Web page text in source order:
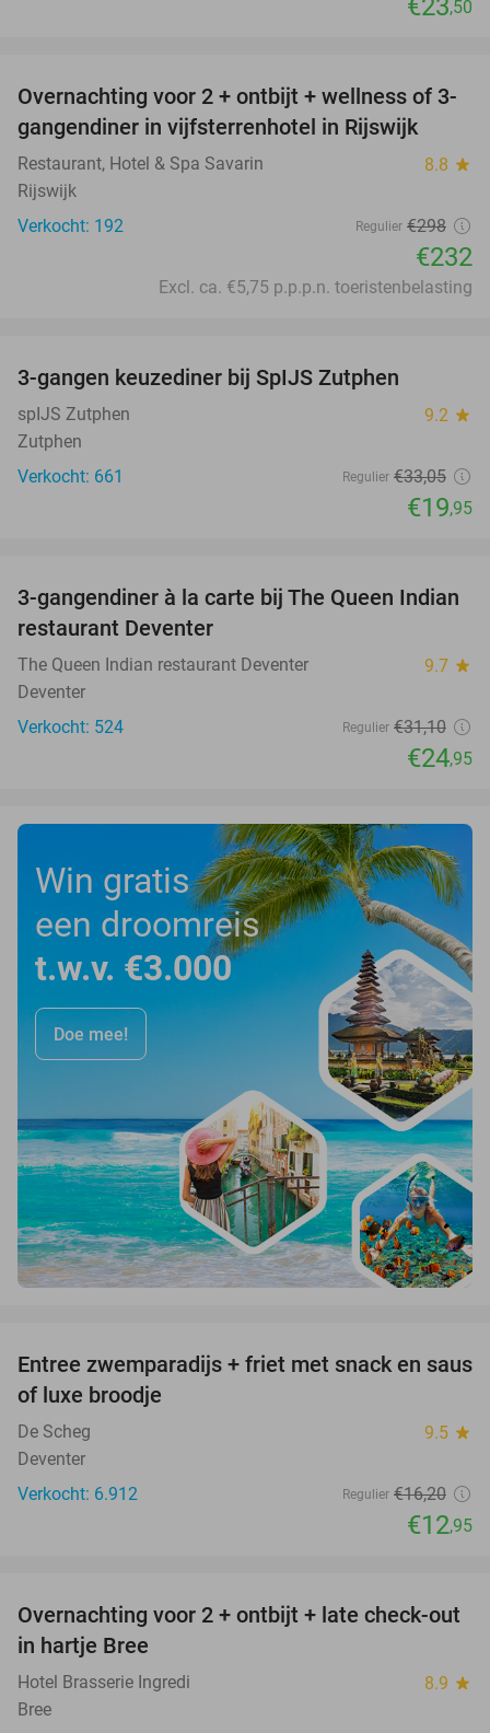
€23,50
22%
Overnachting voor 2 + ontbijt + wellness of 3-
gangendiner in vijfsterrenhotel in Rijswijk
Restaurant, Hotel & Spa Savarin 8.8 star
Rijswijk
Verkocht: 192
Regulier €298
€232
Excl. ca. €5,75 p.p.p.n. toeristenbelasting
3-gangen keuzediner bij SpIJS Zutphen
spIJS Zutphen 9.2 star
Zutphen
Verkocht: 661
Regulier €33,05
€19,95
20%
3-gangendiner à la carte bij The Queen Indian
restaurant Deventer
The Queen Indian restaurant Deventer 9.7 star
Deventer
Verkocht: 524
Regulier €31,10
€24,95
Win gratis
een droomreis
t.w.v. €3.000
Doe mee!
20%
Entree zwemparadijs + friet met snack en saus
of luxe broodje
De Scheg 9.5 star
Deventer
Verkocht: 6.912
Regulier €16,20
€12,95
41%
TODAY
Overnachting voor 2 + ontbijt + late check-out
in hartje Bree
Hotel Brasserie Ingredi 8.9 star
Bree